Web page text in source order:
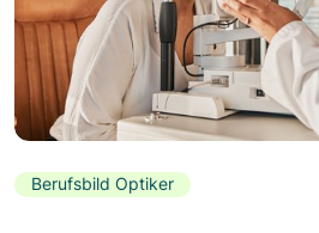
Berufsbild Optiker